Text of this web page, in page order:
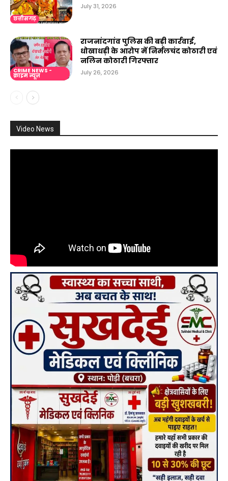
छत्तीसगढ़
July 31, 2026
CRIME NEWS -
क्राइम न्यूज़
राजनांदगांव पुलिस की बड़ी कार्रवाई,
धोखाधड़ी के आरोप में निर्मलचंद कोठारी एवं
नलिन कोठारी गिरफ्तार
July 26, 2026
Video News